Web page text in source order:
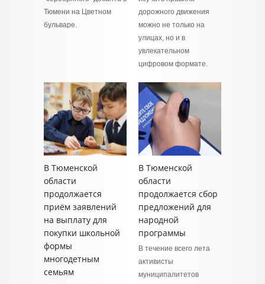
Тюмени на Цветном
бульваре.
дорожного движения
можно не только на
улицах, но и в
увлекательном
цифровом формате.
В Тюменской
области
продолжается
приём заявлений
на выплату для
покупки школьной
формы
многодетным
семьям
В Тюменской
области
продолжается сбор
предложений для
народной
программы
В течение всего лета
активисты
муниципалитетов